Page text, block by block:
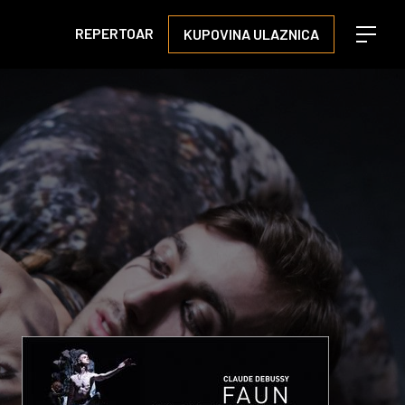
REPERTOAR KUPOVINA ULAZNICA
Open